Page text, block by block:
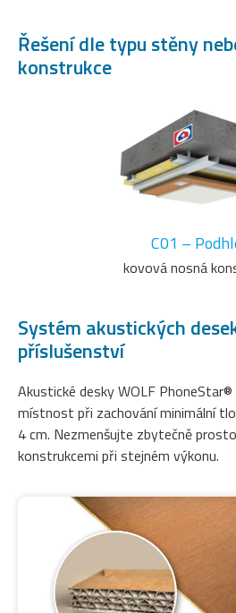
Řešení dle typu stěny
konstrukce
C01 –
kovová nosná
Systém akustických
příslušenství
Akustické desky WOLF
místnost při zachování minimální
4 cm. Nezmenšujte zbytečně
konstrukcemi při stejném výkonu.